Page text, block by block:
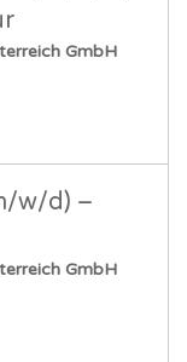
GmbH
w/d) –
GmbH